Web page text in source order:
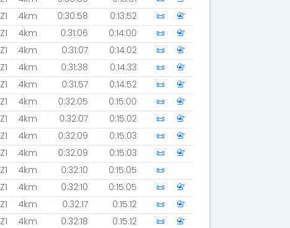
Z1 4km 0:30:58 0:13:52 📜
📇
Z1 4km 0:31:06 0:14:00 📜
📇
Z1 4km 0:31:07 0:14:02 📜
📇
Z1 4km 0:31:38 0:14:33 📜
📇
Z1 4km 0:31:57 0:14:52 📜
📇
Z1 4km 0:32:05 0:15:00 📜
📇
Z1 4km 0:32:07 0:15:02 📜
📇
Z1 4km 0:32:09 0:15:03 📜
📇
Z1 4km 0:32:09 0:15:03 📜
📇
Z1 4km 0:32:10 0:15:05
📜
Z1 4km 0:32:10 0:15:05 📜
📇
Z1 4km 0:32:17 0:15:12 📜
📇
Z1 4km 0:32:18 0:15:12 📜
📇